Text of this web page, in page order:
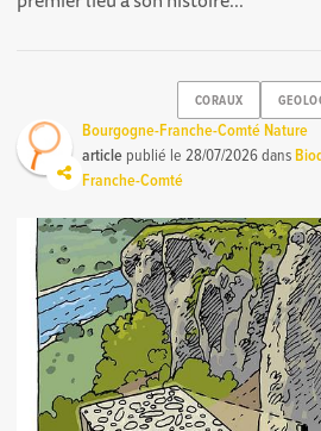
CORAUX
Bourgogne-Franche-Comté Nature
article publié le28/07/2026dans
Franche-Comté